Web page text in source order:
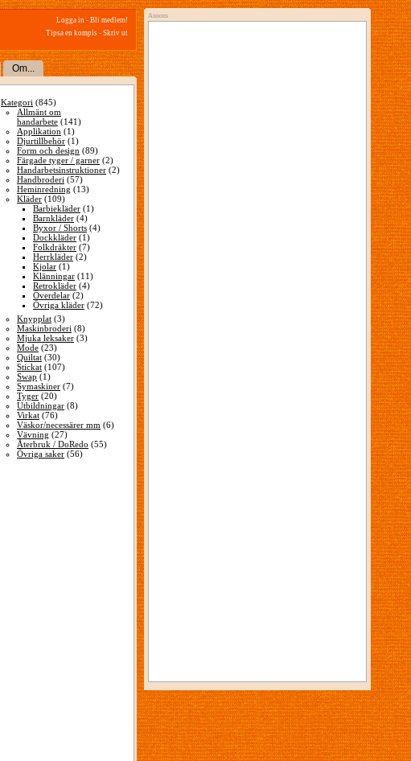
Logga in - Bli medlem!
Tipsa en kompis - Skriv ut
Om...
Kategori (845)
Allmänt om
handarbete (141)
Applikation (1)
Djurtillbehör (1)
Form och design (89)
Färgade tyger / garner (2)
Handarbetsinstruktioner (2)
Handbroderi (57)
Heminredning (13)
Kläder (109)
Barbiekläder (1)
Barnkläder (4)
Byxor / Shorts (4)
Dockkläder (1)
Folkdräkter (7)
Herrkläder (2)
Kjolar (1)
Klänningar (11)
Retrokläder (4)
Överdelar (2)
Övriga kläder (72)
Knypplat (3)
Maskinbroderi (8)
Mjuka leksaker (3)
Mode (23)
Quiltat (30)
Stickat (107)
Swap (1)
Symaskiner (7)
Tyger (20)
Utbildningar (8)
Virkat (76)
Väskor/necessärer mm (6)
Vävning (27)
Återbruk / DoRedo (55)
Övriga saker (56)
Annons